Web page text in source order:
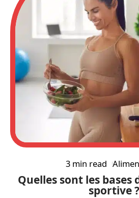
3 min read
Quelles sont les
sportive ?